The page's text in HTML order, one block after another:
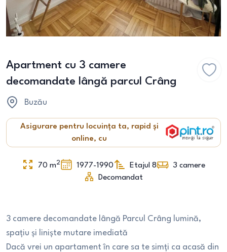
Apartment cu 3 camere
decomandate lângă parcul Crâng
Buzău
Asigurare pentru locuința ta, rapid și
online, cu
70 m2 1977-1990 Etajul 8 3 camere
Decomandat
3 camere decomandate lângă Parcul Crâng lumină,
spațiu și liniște mutare imediată
Dacă vrei un apartament în care sa te simți ca acasă din